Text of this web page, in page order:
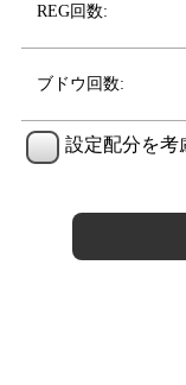
REG回数:
ブドウ回数:
設定配分を考